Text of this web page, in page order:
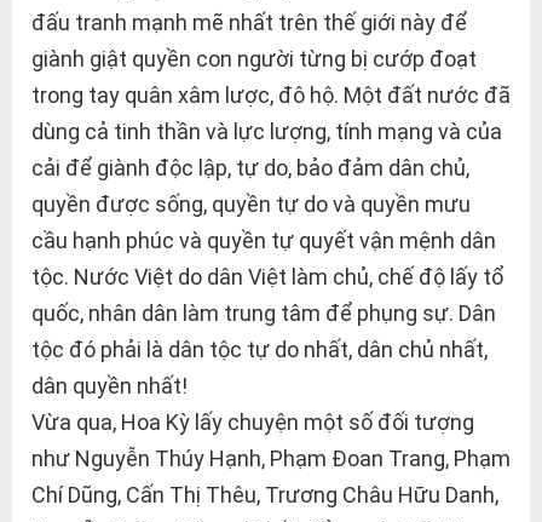
đấu tranh mạnh mẽ nhất trên thế giới này để
giành giật quyền con người từng bị cướp đoạt
trong tay quân xâm lược, đô hộ. Một đất nước đã
dùng cả tinh thần và lực lượng, tính mạng và của
cải để giành độc lập, tự do, bảo đảm dân chủ,
quyền được sống, quyền tự do và quyền mưu
cầu hạnh phúc và quyền tự quyết vận mệnh dân
tộc. Nước Việt do dân Việt làm chủ, chế độ lấy tổ
quốc, nhân dân làm trung tâm để phụng sự. Dân
tộc đó phải là dân tộc tự do nhất, dân chủ nhất,
dân quyền nhất!
Vừa qua, Hoa Kỳ lấy chuyện một số đối tượng
như Nguyễn Thúy Hạnh, Phạm Đoan Trang, Phạm
Chí Dũng, Cấn Thị Thêu, Trương Châu Hữu Danh,